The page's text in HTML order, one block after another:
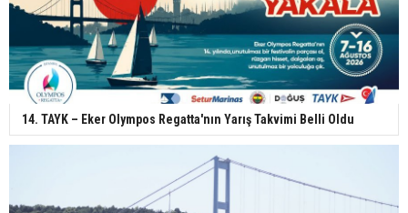
14. TAYK – Eker Olympos Regatta'nın Yarış Takvimi Belli Oldu